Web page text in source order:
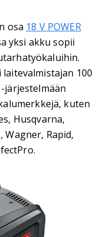
osa 18 V POWER
yksi akku sopii
100
järjestelmään
kuten
Husqvarna,
Wagner, Rapid,